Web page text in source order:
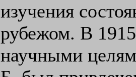
изучения
рубежом. В
научными